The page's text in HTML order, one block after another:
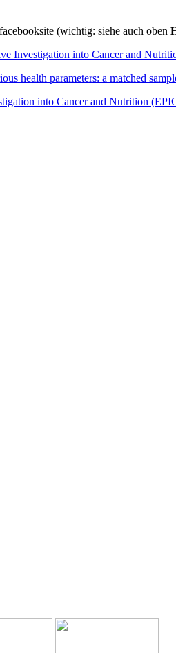
(wichtig: siehe auch oben
Investigation into Cancer and
health parameters: a matched
into Cancer and Nutrition